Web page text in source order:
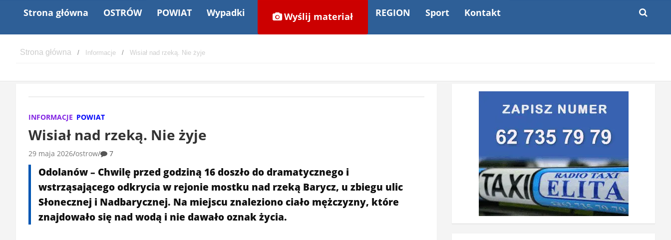
Strona główna OSTRÓW POWIAT Wypadki Wyślij materiał REGION Sport Kontakt
Informacje Wisiał nad rzeką. Nie żyje
INFORMACJE POWIAT
Wisiał nad rzeką. Nie żyje
29 maja 2026 ostrow 7
Odolanów – Chwilę przed godziną 16 doszło do dramatycznego i
wstrząsającego odkrycia w rejonie mostku nad rzeką Barycz, u zbiegu ulic
Słonecznej i Nadbarycznej. Na miejscu znaleziono ciało mężczyzny, które
znajdowało się nad wodą i nie dawało oznak życia.